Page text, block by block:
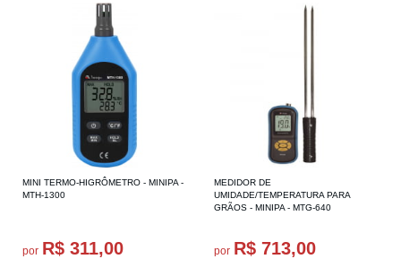
MINI TERMO-HIGRÔMETRO - MINIPA -
MTH-1300
por R$ 311,00
MEDIDOR DE
UMIDADE/TEMPERATURA PARA
GRÃOS - MINIPA - MTG-640
por R$ 713,00